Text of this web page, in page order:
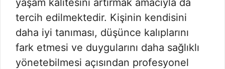
yaşam kalitesini artırmak amacıyla da
tercih edilmektedir. Kişinin kendisini
daha iyi tanıması, düşünce kalıplarını
fark etmesi ve duygularını daha sağlıklı
yönetebilmesi açısından profesyonel